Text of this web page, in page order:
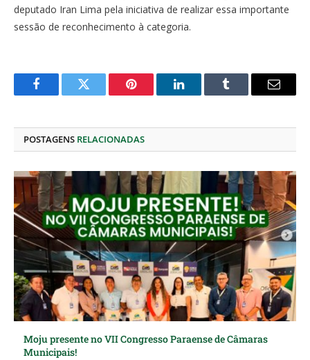
deputado Iran Lima pela iniciativa de realizar essa importante
sessão de reconhecimento à categoria.
FacebookTwitter Pinterest O
Tumblr
E-
POSTAGENS RELACIONADAS
Moju presente no VII Congresso Paraense de Câmaras
Municipais!